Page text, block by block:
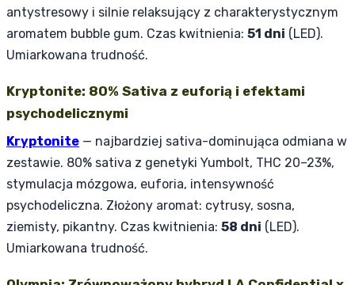
antystresowy i silnie relaksujący z charakterystycznym
aromatem bubble gum. Czas kwitnienia: 51 dni (LED).
Umiarkowana trudność.
Kryptonite: 80% Sativa z euforią i efektami
psychodelicznymi
Kryptonite — najbardziej sativa-dominująca odmiana w
zestawie. 80% sativa z genetyki Yumbolt, THC 20–23%,
stymulacja mózgowa, euforia, intensywność
psychodeliczna. Złożony aromat: cytrusy, sosna,
ziemisty, pikantny. Czas kwitnienia: 58 dni (LED).
Umiarkowana trudność.